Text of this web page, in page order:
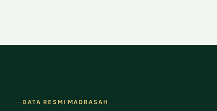
DATA RESMI MADRASAH